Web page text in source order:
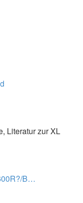
Literatur zur XL
B…